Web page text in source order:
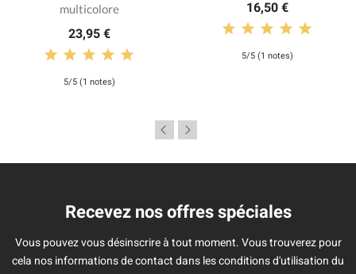
multicolore
23,95 €
5/5 (1 notes)
16,50 €
5/5 (1 notes)
Recevez nos offres spéciales
Vous pouvez vous désinscrire à tout moment. Vous trouverez pour
cela nos informations de contact dans les conditions d'utilisation du